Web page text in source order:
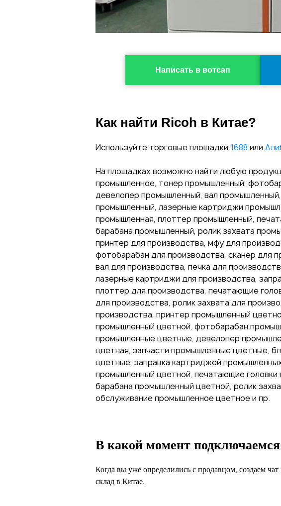
Написать в вотсап
Как найти Ricoh в Китае?
Используйте торговые площадки 1688 или
На площадках возможно найти любую
промышленное, тонер промышленный,
девелопер промышленный, вал
промышленный, лазерные картриджи
промышленная, плоттер промышленный,
барабана промышленный, ролик захвата
принтер для производства, мфу для
фотобарабан для производства, сканер для
вал для производства, печка для
лазерные картриджи для производства,
плоттер для производства, печатающие
для производства, ролик захвата для
производства, принтер промышленный
промышленный цветной, фотобарабан
промышленные цветные, девелопер
цветная, запчасти промышленные цветные,
цветные, заправка картриджей
промышленный цветной, печатающие
барабана промышленный цветной, ролик
обслуживание промышленное цветное и пр.
В какой момент
Когда вы уже определились с продавцом, создаем чат
склад в Китае.